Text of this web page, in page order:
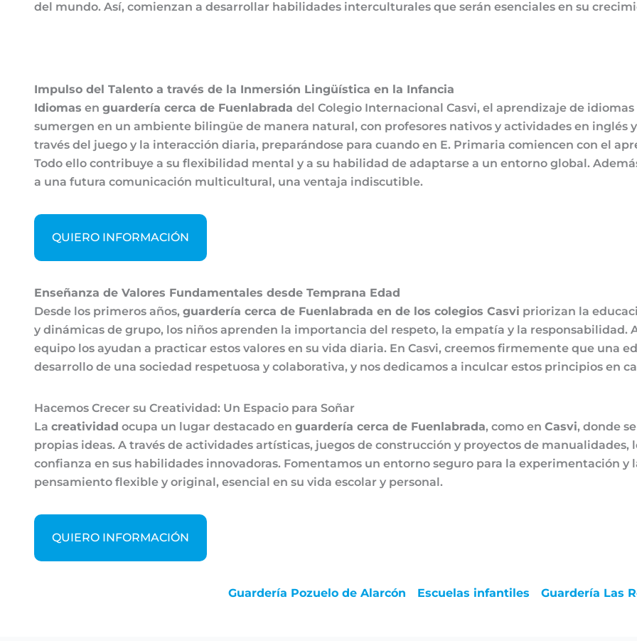
del mundo. Así, comienzan a desarrollar habilidades interculturales que serán esenciales en su
Impulso del Talento a través de la Inmersión Lingüística en la Infancia
Idiomas en guardería cerca de Fuenlabrada del Colegio Internacional Casvi, el aprendizaje de
sumergen en un ambiente bilingüe de manera natural, con profesores nativos y actividades en inglés
través del juego y la interacción diaria, preparándose para cuando en E. Primaria comiencen con el
Todo ello contribuye a su flexibilidad mental y a su habilidad de adaptarse a un entorno global.
a una futura comunicación multicultural, una ventaja indiscutible.
QUIERO INFORMACIÓN
Enseñanza de Valores Fundamentales desde Temprana Edad
Desde los primeros años, guardería cerca de Fuenlabrada en de los colegios Casvi priorizan la
y dinámicas de grupo, los niños aprenden la importancia del respeto, la empatía y la responsabilidad.
equipo los ayudan a practicar estos valores en su vida diaria. En Casvi, creemos firmemente que una
desarrollo de una sociedad respetuosa y colaborativa, y nos dedicamos a inculcar estos principios en
Hacemos Crecer su Creatividad: Un Espacio para Soñar
La creatividad ocupa un lugar destacado en guardería cerca de Fuenlabrada, como en Casvi, donde
propias ideas. A través de actividades artísticas, juegos de construcción y proyectos de
confianza en sus habilidades innovadoras. Fomentamos un entorno seguro para la experimentación y
pensamiento flexible y original, esencial en su vida escolar y personal.
QUIERO INFORMACIÓN
Guardería Pozuelo de Alarcón Escuelas infantiles Guardería Las